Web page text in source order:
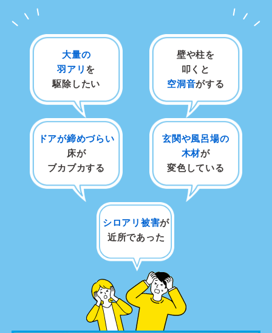
大量の
羽アリ を
駆除したい
壁や柱を
叩くと
空洞音がする
ドアが締めづらい
床が
ブカブカする
玄関や風呂場の
木材が
変色している
シロアリ被害が
近所であった